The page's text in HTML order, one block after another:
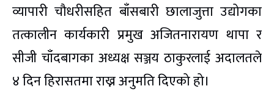
व्यापारी चौधरीसहित बाँसबारी छालाजुत्ता उद्योगका
तत्कालीन कार्यकारी प्रमुख अजितनारायण थापा र
सीजी चाँदबागका अध्यक्ष सञ्जय ठाकुरलाई अदालतले
४ दिन हिरासतमा राख्न अनुमति दिएको हो।